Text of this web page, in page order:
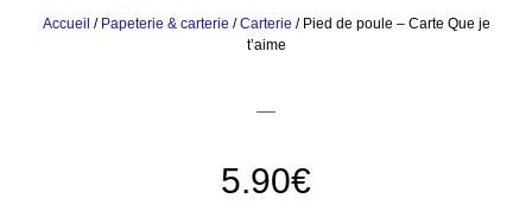
Accueil / Papeterie & carterie /Carterie / Pied de poule – Carte Que je
t’aime
5.90€